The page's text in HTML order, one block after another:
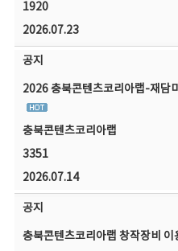
1920
2026.07.23
공지
2026 충북콘텐츠코리아랩-재담
충북콘텐츠코리아랩
3351
2026.07.14
공지
충북콘텐츠코리아랩 창작장비 이